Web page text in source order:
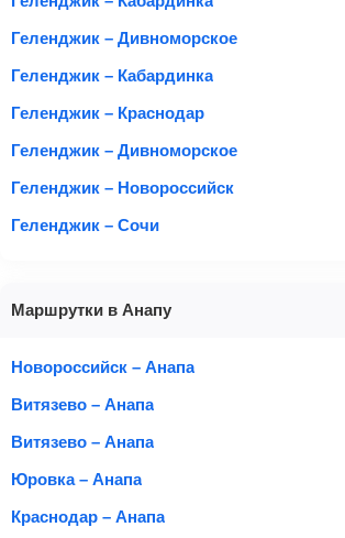
Геленджик – Дивноморское
Геленджик – Кабардинка
Геленджик – Краснодар
Геленджик – Дивноморское
Геленджик – Новороссийск
Геленджик – Сочи
Маршрутки в Анапу
Новороссийск – Анапа
Витязево – Анапа
Витязево – Анапа
Юровка – Анапа
Краснодар – Анапа